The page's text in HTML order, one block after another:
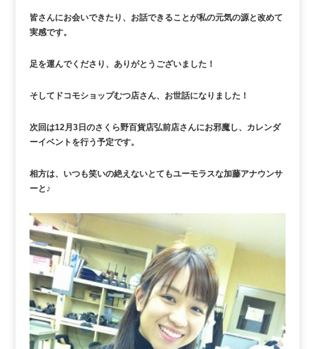
皆さんにお会いできたり、お話できることが私の元気の源と改めて
実感です。
足を運んでくださり、ありがとうございました！
そしてドコモショップむつ店さん、お世話になりました！
次回は12月3日のさくら野百貨店弘前店さんにお邪魔し、カレンダ
ーイベントを行う予定です。
相方は、いつも笑いの絶えないとてもユーモラスな加藤アナウンサ
ーと♪